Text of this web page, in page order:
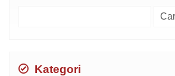
Kategori